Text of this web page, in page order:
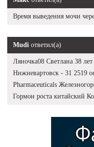
Время выведения мочи
Mudi ответил(а)
Ляночка08 Светлана 38
Нижневартовск - 31 2519
Pharmaceuticals
Гормон роста китайский